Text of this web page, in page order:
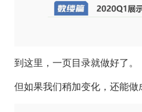
到这里，一页目录就做好了。
但如果我们稍加变化，还能做